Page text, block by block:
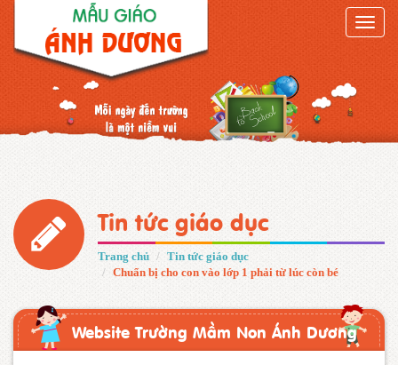
Toggle
Tin tức giáo dục
Trang chủ
Tin tức giáo dục
Chuẩn bị cho con vào lớp 1 phải từ lúc còn bé
Website Trường Mầm Non Ánh Dương